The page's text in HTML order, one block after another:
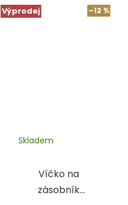
Výprodej –12 %
Víčko na
zásobník
Skladem